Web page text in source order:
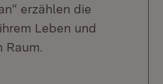
erzählen die
Leben und